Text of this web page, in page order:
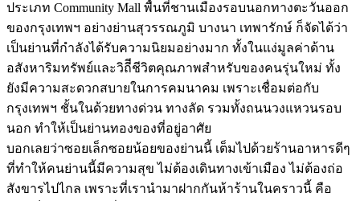
ประเภท Community Mall พื้นที่ชานเมืองรอบนอกทางตะวันออก
ของกรุงเทพฯ อย่างย่านสุวรรณภูมิ บางนา เทพารักษ์ ก็จัดได้ว่า
เป็นย่านที่กำลังได้รับความนิยมอย่างมาก ทั้งในแง่มูลค่าด้าน
อสังหาริมทรัพย์และวิถีีชีวิตคุณภาพสำหรับของคนรุ่นใหม่ ทั้ง
ยังมีความสะดวกสบายในการคมนาคม เพราะเชื่อมต่อกับ
กรุงเทพฯ ชั้นในด้วยทางด่วน ทางลัด รวมทั้งถนนวงแหวนรอบ
นอก ทำให้เป็นย่านทองของที่อยู่อาศัย
บอกเลยว่าซอยเล็กซอยน้อยของย่านนี้ เต็มไปด้วยร้านอาหารดีๆ
ที่ทำให้คนย่านนี้มีความสุข ไม่ต้องเดินทางเข้าเมือง ไม่ต้องถ่อ
สังขารไปไกล เพราะที่เรานำมาฝากกันห้าร้านในคราวนี้ คือ